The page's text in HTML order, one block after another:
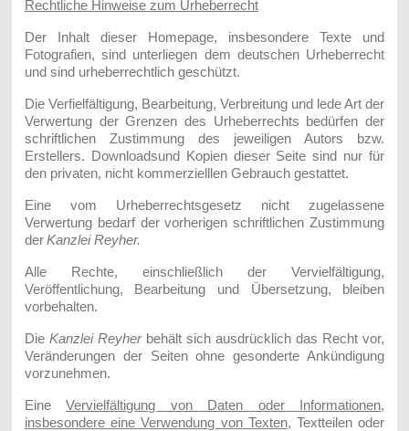
Rechtliche Hinweise zum Urheberrecht
Der Inhalt dieser Homepage, insbesondere Texte und
Fotografien, sind unterliegen dem deutschen Urheberrecht
und sind urheberrechtlich geschützt.
Die Verfielfältigung, Bearbeitung, Verbreitung und lede Art der
Verwertung der Grenzen des Urheberrechts bedürfen der
schriftlichen Zustimmung des jeweiligen Autors bzw.
Erstellers. Downloadsund Kopien dieser Seite sind nur für
den privaten, nicht kommerzielllen Gebrauch gestattet.
Eine vom Urheberrechtsgesetz nicht zugelassene
Verwertung bedarf der vorherigen schriftlichen Zustimmung
derKanzlei Reyher.
Alle Rechte, einschließlich der Vervielfältigung,
Veröffentlichung, Bearbeitung und Übersetzung, bleiben
vorbehalten.
Die Kanzlei Reyherbehält sich ausdrücklich das Recht vor,
Veränderungen der Seiten ohne gesonderte Ankündigung
vorzunehmen.
EineVervielfältigung von Daten oder Informationen,
insbesondere eine Verwendung von Texten, Textteilen oder